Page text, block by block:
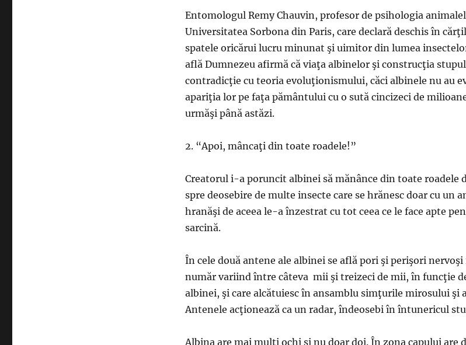
Entomologul Remy Chauvin, profesor de psihologia
Universitatea Sorbona din Paris, care declară deschis în
spatele oricărui lucru minunat şi uimitor din lumea
află Dumnezeu afirmă că viaţa albinelor şi construcţia
contradicţie cu teoria evoluţionismului, căci albinele nu au
apariţia lor pe faţa pământului cu o sută cincizeci de
urmăşi până astăzi.
2. “Apoi, mâncaţi din toate roadele!”
Creatorul i-a poruncit albinei să mănânce din toate roadele
spre deosebire de multe insecte care se hrănesc doar cu un
hranăşi de aceea le-a înzestrat cu tot ceea ce le face apte
sarcină.
În cele două antene ale albinei se află pori şi perişori
număr variind între câteva mii şi treizeci de mii, în funcţie
albinei, şi care alcătuiesc în ansamblu simţurile mirosului şi
Antenele acţionează ca un radar, îndeosebi în întunericul
Albina are mai mulţi ochi şi nu doar doi. În zona capului are